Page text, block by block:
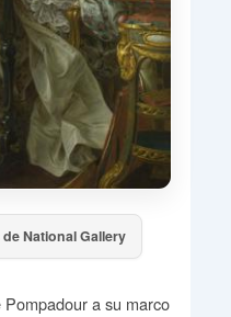
National Gallery
a su marco